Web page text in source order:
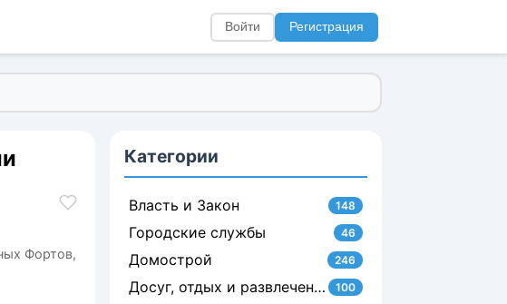
Войти Регистрация
Фортов,
Категории
Власть и Закон 148
Городские службы 46
Домострой 246
Досуг, отдых и развлечения 100